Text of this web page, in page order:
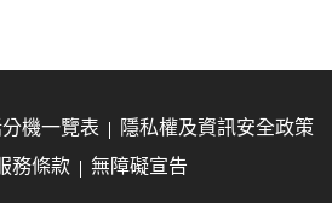
機一覽表
隱私權及資訊安全政策
務條款
無障礙宣告